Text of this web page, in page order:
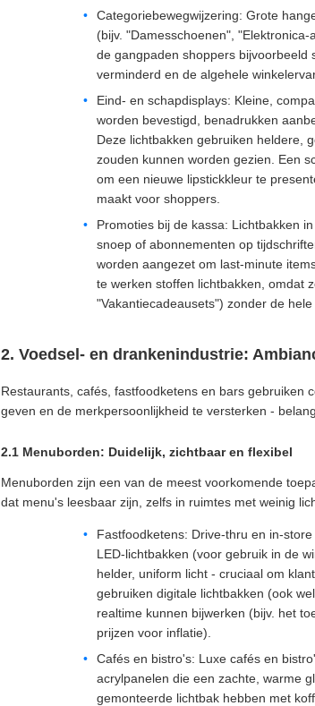
Categoriebewegwijzering: Grote
(bijv. "Damesschoenen",
de gangpaden shoppers bijvoorbeeld
verminderd en de algehele
Eind- en schapdisplays: Kleine,
worden bevestigd, benadrukken
Deze lichtbakken gebruiken heldere,
zouden kunnen worden gezien. Een
om een nieuwe lipstickkleur te
maakt voor shoppers.
Promoties bij de kassa: Lichtbakken
snoep of abonnementen op
worden aangezet om last-minute
te werken stoffen lichtbakken, omdat
"Vakantiecadeausets") zonder de
2. Voedsel- en drankenindustrie:
Restaurants, cafés, fastfoodketens en bars gebruiken
geven en de merkpersoonlijkheid te versterken -
2.1 Menuborden: Duidelijk, zichtbaar en flexibel
Menuborden zijn een van de meest voorkomende
dat menu's leesbaar zijn, zelfs in ruimtes met weinig
Fastfoodketens: Drive-thru en in-
LED-lichtbakken (voor gebruik in de
helder, uniform licht - cruciaal om
gebruiken digitale lichtbakken (ook
realtime kunnen bijwerken (bijv. het
prijzen voor inflatie).
Cafés en bistro's: Luxe cafés en
acrylpanelen die een zachte, warme
gemonteerde lichtbak hebben met